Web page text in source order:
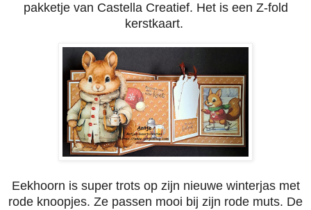
pakketje van Castella Creatief. Het is een Z-fold
kerstkaart.
Eekhoorn is super trots op zijn nieuwe winterjas met
rode knoopjes. Ze passen mooi bij zijn rode muts. De